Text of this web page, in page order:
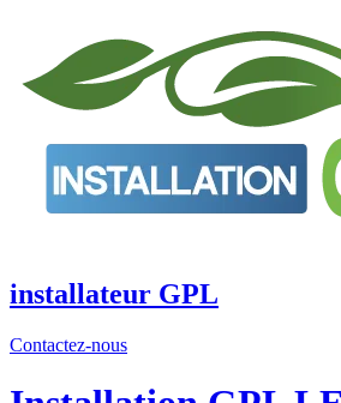
contenu
installateur GPL
Contactez-nous